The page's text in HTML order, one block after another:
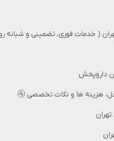
تهران ( خدمات فوری، تضمینی و شبانه
داروپخش
هزینه‌ ها و نکات تخصصی 🚰
تهران